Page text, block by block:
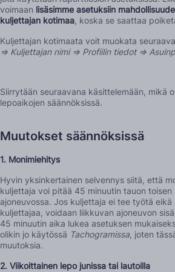
voimaan lisäsimme asetuksiin
kuljettajan kotimaa, koska se saattaa
Kuljettajan kotimaata voit muokata
=> Kuljettajan nimi => Profiilin tiedot =>
Siirrytään seuraavana käsittelemään, mikä
lepoaikojen säännöksissä.
Muutokset säännöksissä
1. Monimiehitys
Hyvin yksinkertainen selvennys siitä, että
kuljettaja voi pitää 45 minuutin tauon toisen
ajoneuvossa. Jos kuljettaja ei tee työtä
kuljettajaa, voidaan liikkuvan ajoneuvon
45 minuutin aika lukea asetuksen
olikin jo käytössä Tachogramissa, joten
muutoksia.
2. Viikoittainen lepo junissa tai lautoilla